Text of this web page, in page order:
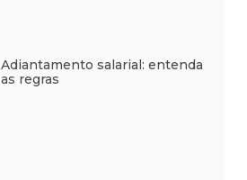
Adiantamento salarial: entenda
as regras